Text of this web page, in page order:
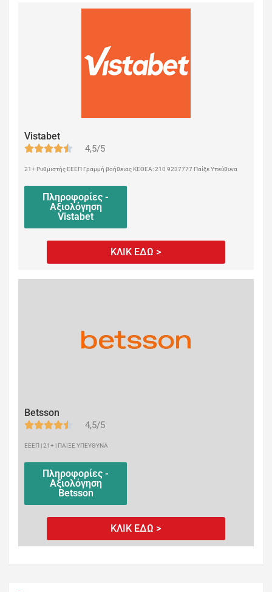
Vistabet
4,5/5
21+ Ρυθμιστής ΕΕΕΠ Γραμμή βοήθειας ΚΕΘΕΑ: 210 9237777 Παίξε Υπεύθυνα
Πληροφορίες -
Αξιολόγηση
Vistabet
ΚΛΙΚ ΕΔΩ >
Betsson
4,5/5
ΕΕΕΠ | 21+ | ΠΑΙΞΕ ΥΠΕΥΘΥΝΑ
Πληροφορίες -
Αξιολόγηση
Betsson
ΚΛΙΚ ΕΔΩ >